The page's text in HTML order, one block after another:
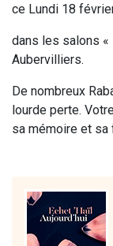
ce Lundi 18
dans les salons «
Aubervilliers.
De nombreux
lourde perte.
sa mémoire et sa